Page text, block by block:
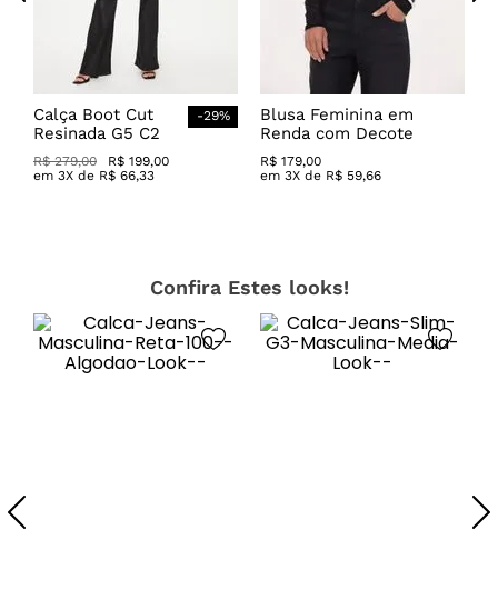
Calça Boot Cut
Resinada G5 C2
-29%
R$ 279,00 R$ 199,00
em 3X de R$ 66,33
Blusa Feminina em
Renda com Decote
Canoa
R$ 179,00
em 3X de R$ 59,66
Confira Estes looks!